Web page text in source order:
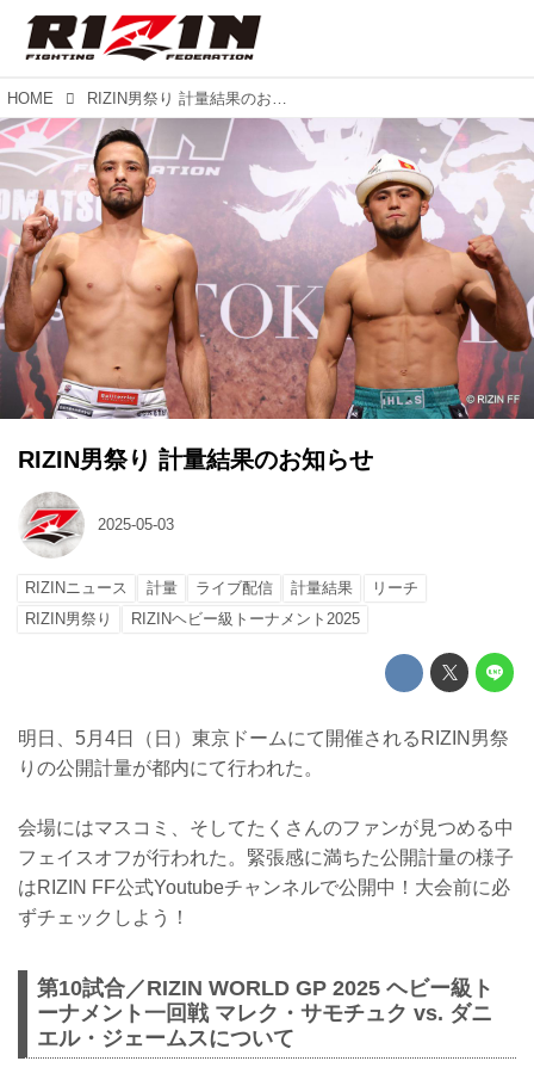
HOME RIZIN男祭り 計量結果のお知らせ
RIZIN男祭り 計量結果のお知らせ
2025-05-03
RIZINニュース 計量 ライブ配信 計量結果
リーチ
RIZIN男祭り
RIZINヘビー級トーナメント2025
明日、5月4日（日）東京ドームにて開催されるRIZIN男祭
りの公開計量が都内にて行われた。
会場にはマスコミ、そしてたくさんのファンが見つめる中
フェイスオフが行われた。緊張感に満ちた公開計量の様子
はRIZIN FF公式Youtubeチャンネルで公開中！大会前に必
ずチェックしよう！
第10試合／RIZIN WORLD GP 2025 ヘビー級ト
ーナメント一回戦 マレク・サモチュク vs. ダニ
エル・ジェームスについて